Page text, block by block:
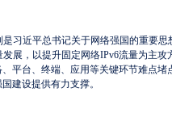
习近平总书记关于网络强国的重要
展，以提升固定网络IPv6流量为主
平台、终端、应用等关键环节难点
建设提供有力支撑。